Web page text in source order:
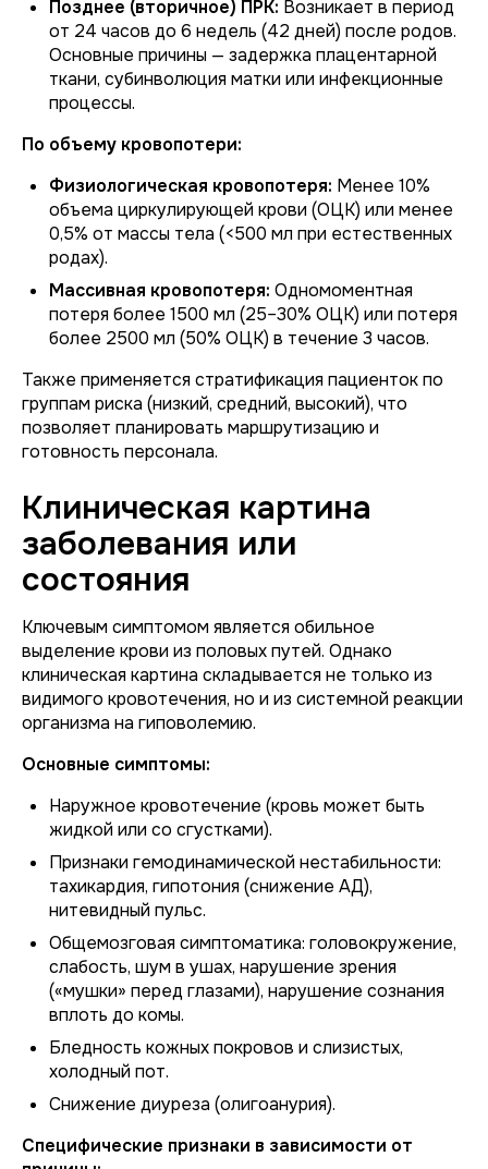
Позднее (вторичное) ПРК: Возникает в период
от 24 часов до 6 недель (42 дней) после родов.
Основные причины — задержка плацентарной
ткани, субинволюция матки или инфекционные
процессы.
По объему кровопотери:
Физиологическая кровопотеря: Менее 10%
объема циркулирующей крови (ОЦК) или менее
0,5% от массы тела (<500 мл при естественных
родах).
Массивная кровопотеря: Одномоментная
потеря более 1500 мл (25–30% ОЦК) или потеря
более 2500 мл (50% ОЦК) в течение 3 часов.
Также применяется стратификация пациенток по
группам риска (низкий, средний, высокий), что
позволяет планировать маршрутизацию и
готовность персонала.
Клиническая картина
заболевания или
состояния
Ключевым симптомом является обильное
выделение крови из половых путей. Однако
клиническая картина складывается не только из
видимого кровотечения, но и из системной реакции
организма на гиповолемию.
Основные симптомы:
Наружное кровотечение (кровь может быть
жидкой или со сгустками).
Признаки гемодинамической нестабильности:
тахикардия, гипотония (снижение АД),
нитевидный пульс.
Общемозговая симптоматика: головокружение,
слабость, шум в ушах, нарушение зрения
(«мушки» перед глазами), нарушение сознания
вплоть до комы.
Бледность кожных покровов и слизистых,
холодный пот.
Снижение диуреза (олигоанурия).
Специфические признаки в зависимости от